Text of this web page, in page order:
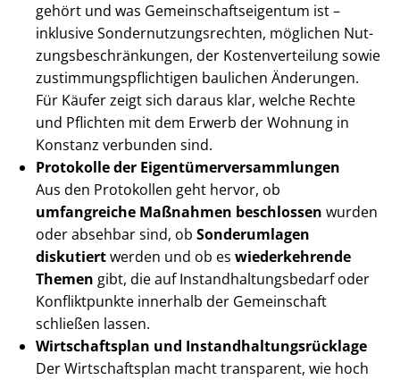
gehört und was Ge­mein­schafts­ei­gen­tum ist –
inklusive Son­der­nut­zungs­rech­ten, möglichen Nut­
zungs­be­schrän­kun­gen, der Kos­ten­ver­tei­lung sowie
zu­stim­mungs­pflich­ti­gen baulichen Änderungen.
Für Käufer zeigt sich daraus klar, welche Rechte
und Pflichten mit dem Erwerb der Wohnung in
Konstanz verbunden sind.
Protokolle der Ei­gen­tü­mer­ver­samm­lun­gen
Aus den Protokollen geht hervor, ob
umfangreiche Maßnahmen beschlossen wurden
oder absehbar sind, ob Sonderumlagen
diskutiertwerden und ob es wiederkehrende
Themen gibt, die auf In­stand­hal­tungs­be­darf oder
Konfliktpunkte innerhalb der Gemeinschaft
schließen lassen.
Wirtschaftsplan und In­stand­hal­tungs­rück­la­ge
Der Wirtschaftsplan macht transparent, wie hoch